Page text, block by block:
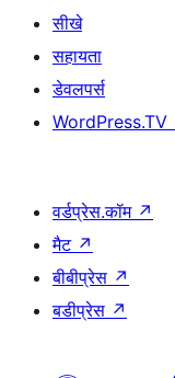
सीखे
सहायता
डेवलपर्स
WordPress.TV
वर्डप्रेस.कॉम ↗
मैट ↗
बीबीप्रेस ↗
बडीप्रेस ↗